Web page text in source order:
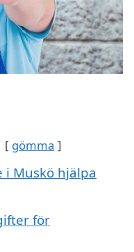
gömma
i Muskö hjälpa
för